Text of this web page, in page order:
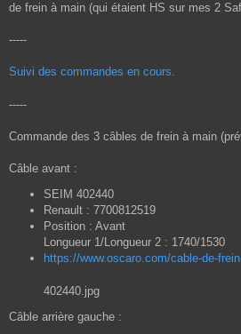
de frein à main (qui étaient HS sur mes 2
-----
Suivi des commandes en cours.
-----
Commande des 3 câbles de frein à main
Câble avant :
SEIM 402440
Renault : 7700812519
Position : Avant
Longueur 1/Longueur 2 : 1740/1530
https://www.oscaro.com/cable-de-
402440.jpg
Câble arrière gauche :